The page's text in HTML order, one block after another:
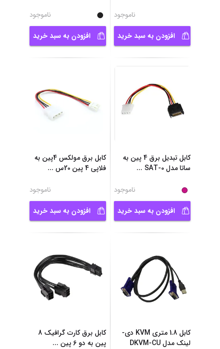
ناموجود
افزودن به سبد خرید
ناموجود
افزودن به سبد خرید
کابل تبدیل برق 4 پین به
ساتا مدل SAT-0
...
ناموجود
افزودن به سبد خرید
کابل برق مولکس 4پین به
فلاپی 4 پین 20س
...
ناموجود
افزودن به سبد خرید
کابل 1.8 متری KVM دی-
لینک مدل DKVM-CU
کابل برق کارت گرافیک 8
پین به دو 6 پین
...